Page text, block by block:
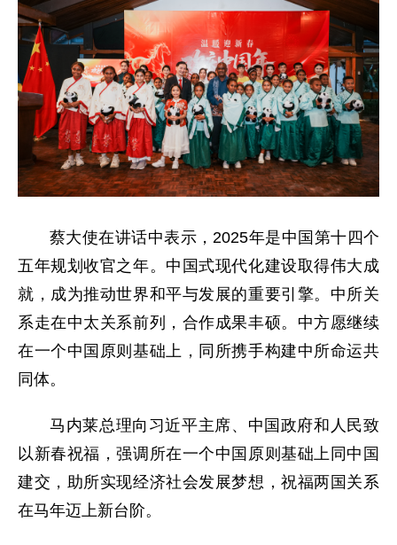
蔡大使在讲话中表示，2025年是中国第十四个
五年规划收官之年。中国式现代化建设取得伟大成
就，成为推动世界和平与发展的重要引擎。中所关
系走在中太关系前列，合作成果丰硕。中方愿继续
在一个中国原则基础上，同所携手构建中所命运共
同体。
马内莱总理向习近平主席、中国政府和人民致
以新春祝福，强调所在一个中国原则基础上同中国
建交，助所实现经济社会发展梦想，祝福两国关系
在马年迈上新台阶。